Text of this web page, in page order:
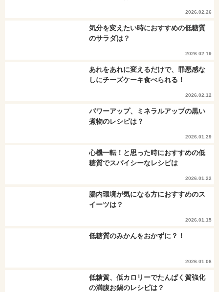
2026.02.26
気分を変えたい時におすすめの低糖質
のサラダは？
2026.02.19
あれをあれに変えるだけで、罪悪感な
しにチーズケーキ食べられる！
2026.02.12
パワーアップ、ミネラルアップの黒い
煮物のレシピは？
2026.01.29
心機一転！と思った時におすすめの低
糖質でスパイシーなレシピは
2026.01.22
腸内環境が気になる方におすすめのス
イーツは？
2026.01.15
低糖質のみかんをおかずに？！
2026.01.08
低糖質、低カロリーでたんぱく質強化
の満腹お鍋のレシピは？